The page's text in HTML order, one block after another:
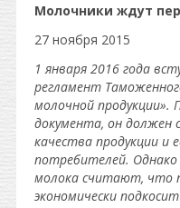
Молочники ждут
27 ноября 2015
1 января 2016 года
регламент
молочной продукции».
документа, он должен
качества продукции и
потребителей. Однако
молока считают, что
экономически